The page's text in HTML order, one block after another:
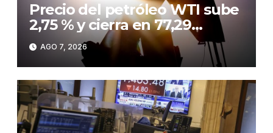
Precio del petróleo WTI sube
2,75 % y cierra en 77,29
dólares ante tensiones en
Ormuz
AGO 7, 2026